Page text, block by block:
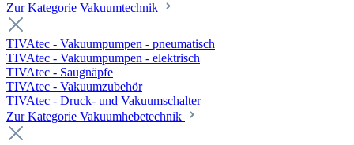
Zur Kategorie Vakuumtechnik
TIVAtec - Vakuumpumpen - pneumatisch
TIVAtec - Vakuumpumpen - elektrisch
TIVAtec - Saugnäpfe
TIVAtec - Vakuumzubehör
TIVAtec - Druck- und Vakuumschalter
Zur Kategorie Vakuumhebetechnik